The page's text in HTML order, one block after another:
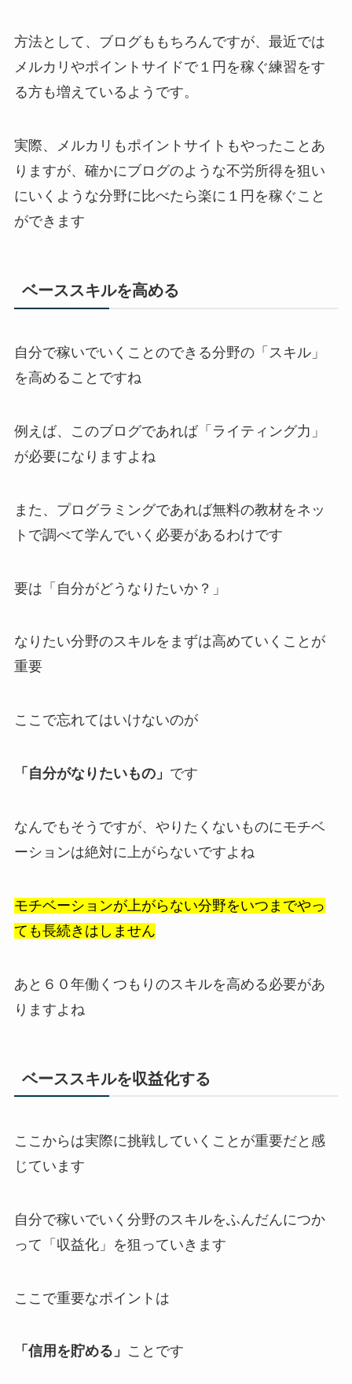
方法として、ブログももちろんですが、最近では
メルカリやポイントサイドで１円を稼ぐ練習をす
る方も増えているようです。
実際、メルカリもポイントサイトもやったことあ
りますが、確かにブログのような不労所得を狙い
にいくような分野に比べたら楽に１円を稼ぐこと
ができます
ベーススキルを高める
自分で稼いでいくことのできる分野の「スキル」
を高めることですね
例えば、このブログであれば「ライティング力」
が必要になりますよね
また、プログラミングであれば無料の教材をネッ
トで調べて学んでいく必要があるわけです
要は「自分がどうなりたいか？」
なりたい分野のスキルをまずは高めていくことが
重要
ここで忘れてはいけないのが
「自分がなりたいもの」 です
なんでもそうですが、やりたくないものにモチベ
ーションは絶対に上がらないですよね
モチベーションが上がらない分野をいつまでやっ
ても長続きはしません
あと６０年働くつもりのスキルを高める必要があ
りますよね
ベーススキルを収益化する
ここからは実際に挑戦していくことが重要だと感
じています
自分で稼いでいく分野のスキルをふんだんにつか
って「収益化」を狙っていきます
ここで重要なポイントは
「信用を貯める」 ことです